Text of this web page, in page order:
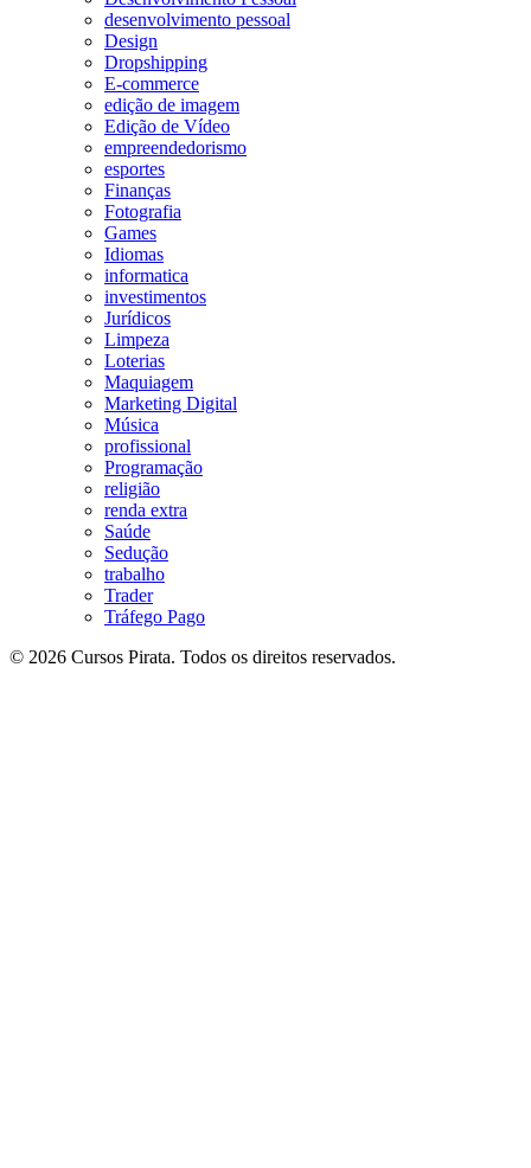
desenvolvimento pessoal
Design
Dropshipping
E-commerce
edição de imagem
Edição de Vídeo
empreendedorismo
esportes
Finanças
Fotografia
Games
Idiomas
informatica
investimentos
Jurídicos
Limpeza
Loterias
Maquiagem
Marketing Digital
Música
profissional
Programação
religião
renda extra
Saúde
Sedução
trabalho
Trader
Tráfego Pago
© 2026 Cursos Pirata. Todos os direitos reservados.